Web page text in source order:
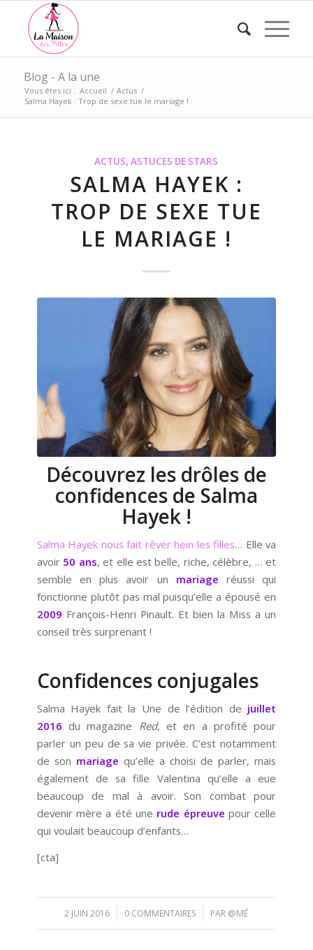
Blog - A la une
Vous êtes ici : Accueil / Actus /
Salma Hayek : Trop de sexe tue le mariage !
ACTUS,ASTUCES DE STARS
SALMA HAYEK :
TROP DE SEXE TUE
LE MARIAGE !
Découvrez les drôles de
confidences de Salma
Hayek !
Salma Hayek nous fait rêver hein les filles… Elle va
avoir 50 ans, et elle est belle, riche, célèbre, … et
semble en plus avoir un mariage réussi qui
fonctionne plutôt pas mal puisqu’elle a épousé en
2009 François-Henri Pinault. Et bien la Miss a un
conseil très surprenant !
Confidences conjugales
Salma Hayek fait la Une de l’édition de juillet
2016 du magazine Red, et en a profité pour
parler un peu de sa vie privée. C’est notamment
de son mariage qu’elle a choisi de parler, mais
également de sa fille Valentina qu’elle a eue
beaucoup de mal à avoir. Son combat pour
devenir mère a été une rude épreuve pour celle
qui voulait beaucoup d’enfants…
[cta]
2 JUIN 2016
/ 0 COMMENTAIRES
/ PAR @MÉ